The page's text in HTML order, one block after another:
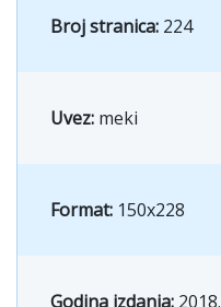
Broj stranica: 224
Uvez: meki
Format: 150x228
Godina izdanja: 2018.